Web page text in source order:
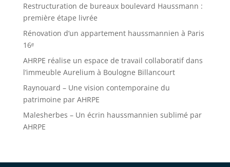
Restructuration de bureaux boulevard Haussmann :
première étape livrée
Rénovation d’un appartement haussmannien à Paris
16ᵉ
AHRPE réalise un espace de travail collaboratif dans
l’immeuble Aurelium à Boulogne Billancourt
Raynouard – Une vision contemporaine du
patrimoine par AHRPE
Malesherbes – Un écrin haussmannien sublimé par
AHRPE